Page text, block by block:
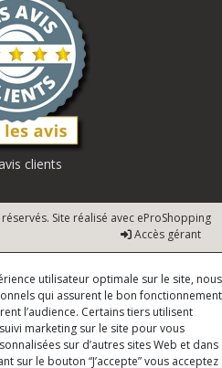
clients
Site réalisé avec eProShopping
Accès gérant
utilisateur optimale sur le site, nous
qui assurent le bon fonctionnement
l’audience. Certains tiers utilisent
marketing sur le site pour vous
sur d’autres sites Web et dans
sur le bouton “J’accepte” vous acceptez